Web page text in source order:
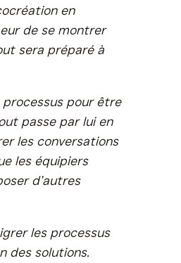
en
de se montrer
sera préparé à
processus pour être
passe par lui en
les conversations
les équipiers
d’autres
les processus
des solutions.